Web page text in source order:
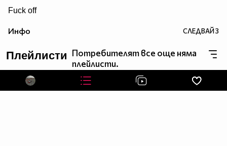
Fuck off
Инфо СЛЕДВАЙ3
Плейлисти Потребителят все още няма
плейлисти.